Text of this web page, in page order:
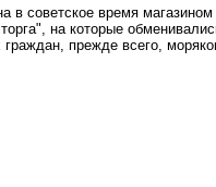
в советское время
на которые
граждан, прежде всего,